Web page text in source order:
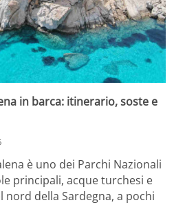
in barca: itinerario, soste e
è uno dei Parchi Nazionali
principali, acque turchesi e
della Sardegna, a pochi